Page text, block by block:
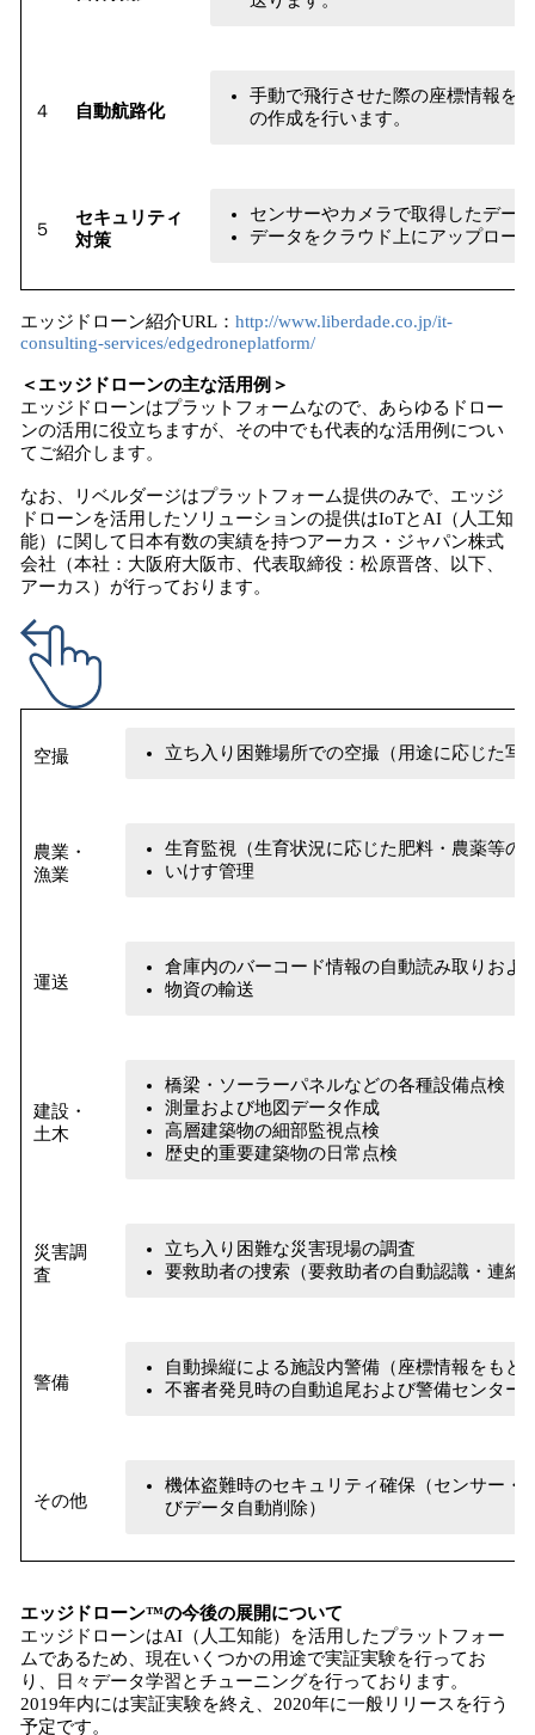
４ 自動航路化
手動で飛行させた際の座標情報を
の作成を行います。
５
セキュリティ
対策
センサーやカメラで取得したデー
データをクラウド上にアップロー
エッジドローン紹介URL： http://www.liberdade.co.jp/it-
consulting-services/edgedroneplatform/
＜ エッジドローンの主な活用例 ＞
エッジドローンはプラットフォームなので、あらゆるドロー
ンの活用に役立ちますが、その中でも代表的な活用例につい
てご紹介します。
なお、リベルダージはプラットフォーム提供のみで、エッジ
ドローンを活用したソリューションの提供はIoTとAI（人工知
能）に関して日本有数の実績を持つアーカス・ジャパン株式
会社（本社：大阪府大阪市、代表取締役：松原晋啓、以下、
アーカス）が行っております。
空撮 立ち入り困難場所での空撮（用途に応じた写
農業・
漁業
生育監視（生育状況に応じた肥料・農薬等の
いけす管理
運送
倉庫内のバーコード情報の自動読み取りおよ
物資の輸送
建設・
土木
橋梁・ソーラーパネルなどの各種設備点検（
測量および地図データ作成
高層建築物の細部監視点検
歴史的重要建築物の日常点検
災害調
査
立ち入り困難な災害現場の調査
要救助者の捜索（要救助者の自動認識・連絡
警備
自動操縦による施設内警備（座標情報をもと
不審者発見時の自動追尾および警備センター
その他
機体盗難時のセキュリティ確保（センサー・
びデータ自動削除）
エッジドローン™の今後の展開について
エッジドローンはAI（人工知能）を活用したプラットフォー
ムであるため、現在いくつかの用途で実証実験を行ってお
り、日々データ学習とチューニングを行っております。
2019年内には実証実験を終え、2020年に一般リリースを行う
予定です。